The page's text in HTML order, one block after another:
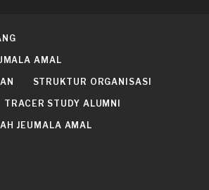
AMAL
STRUKTUR ORGANISASI
TRACER STUDY ALUMNI
JEUMALA AMAL